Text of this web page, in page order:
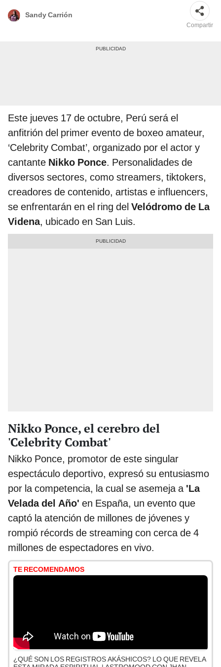
Sandy Carrión
Compartir
Este jueves 17 de octubre, Perú será el
anfitrión del primer evento de boxeo amateur,
‘Celebrity Combat’, organizado por el actor y
cantante Nikko Ponce. Personalidades de
diversos sectores, como streamers, tiktokers,
creadores de contenido, artistas e influencers,
se enfrentarán en el ring del Velódromo de La
Videna, ubicado en San Luis.
Nikko Ponce, el cerebro del
'Celebrity Combat'
Nikko Ponce, promotor de este singular
espectáculo deportivo, expresó su entusiasmo
por la competencia, la cual se asemeja a 'La
Velada del Año' en España, un evento que
captó la atención de millones de jóvenes y
rompió récords de streaming con cerca de 4
millones de espectadores en vivo.
TE RECOMENDAMOS
¿QUÉ SON LOS REGISTROS AKÁSHICOS? LO QUE REVELA